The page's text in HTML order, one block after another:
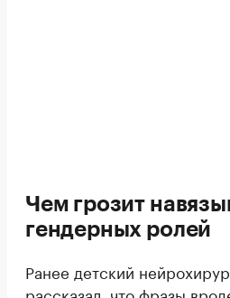
Чем грозит
гендерных ролей
Ранее детский
рассказал , что фразы